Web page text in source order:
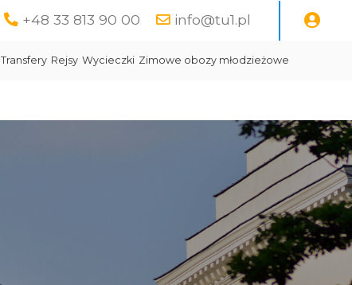
+48 33 813 90 00 info@tu1.pl
Transfery Rejsy Wycieczki Zimowe obozy młodzieżowe